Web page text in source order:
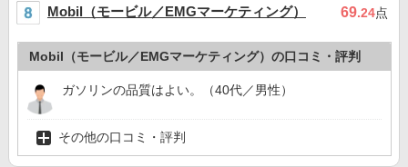
Mobil（モービル／EMGマーケティング） 69.24点
Mobil（モービル／EMGマーケティング）の口コミ・評判
ガソリンの品質はよい。（40代／男性）
その他の口コミ・評判